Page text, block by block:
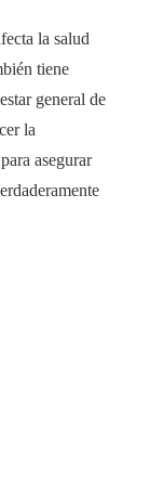
la salud
tiene
general de
la
asegurar